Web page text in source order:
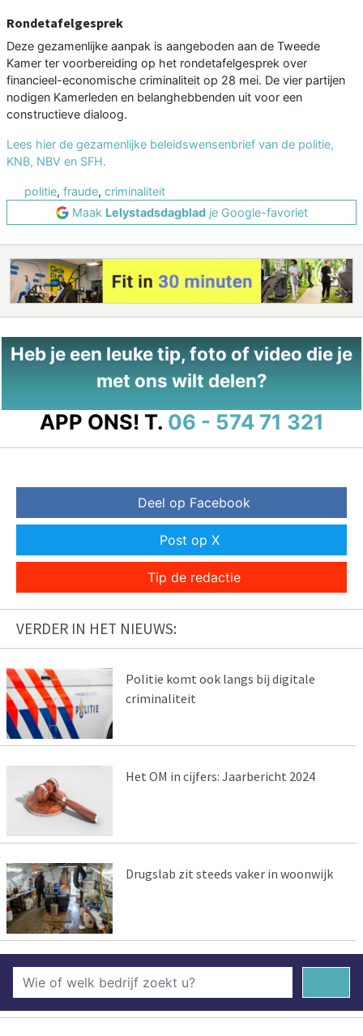
Rondetafelgesprek
Deze gezamenlijke aanpak is aangeboden aan de Tweede
Kamer ter voorbereiding op het rondetafelgesprek over
financieel-economische criminaliteit op 28 mei. De vier partijen
nodigen Kamerleden en belanghebbenden uit voor een
constructieve dialoog.
Lees hier de gezamenlijke beleidswensenbrief van de politie,
KNB, NBV en SFH.
politie, fraude, criminaliteit
Maak Lelystadsdagbladje Google-favoriet
Heb je een leuke tip, foto of video die je
met ons wilt delen?
APP ONS! T. 06 - 574 71 321
Deel op Facebook
Post op X
Tip de redactie
VERDER IN HET NIEUWS:
Politie komt ook langs bij digitale
criminaliteit
Het OM in cijfers: Jaarbericht 2024
Drugslab zit steeds vaker in woonwijk